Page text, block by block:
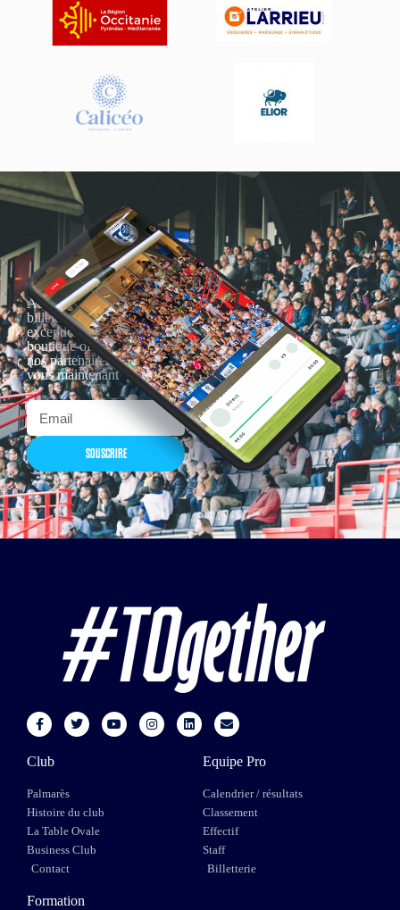
Actualités, nouveautés,
billetterie, remises
exceptionnelles dans la
boutique officielles & chez
nos partenaires… Inscrivez-
vous maintenant
SOUSCRIRE
Club
Palmarès
Histoire du club
La Table Ovale
Business Club
Contact
Equipe Pro
Calendrier / résultats
Classement
Effectif
Staff
Billetterie
Formation